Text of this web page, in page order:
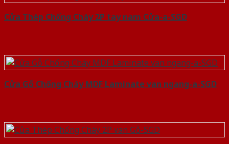
Cửa Thép Chống Cháy 2P tay nam Cửa-a-SGD
Cửa Gỗ Chống Cháy MDF Laminate van ngang-a-SGD